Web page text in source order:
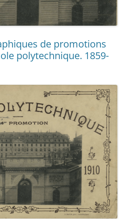
de promotions
polytechnique. 1859-